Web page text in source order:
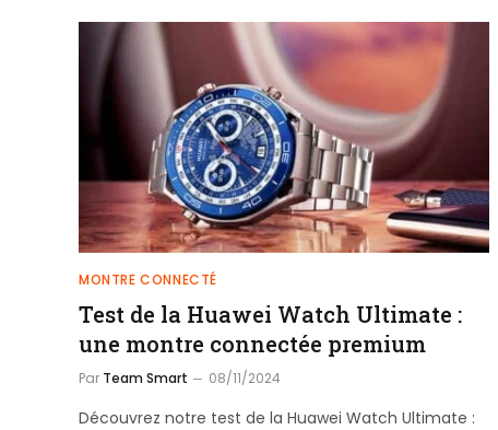
MONTRE CONNECTÉ
Test de la Huawei Watch Ultimate :
une montre connectée premium
Par Team Smart 08/11/2024
Découvrez notre test de la Huawei Watch Ultimate :